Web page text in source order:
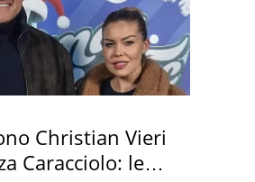
Christian Vieri
Caracciolo: le